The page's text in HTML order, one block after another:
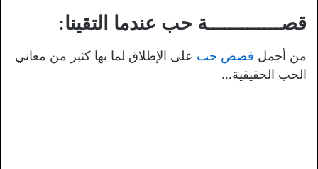
قصـــــــــــــة حب عندما التقينا:
من أجمل قصص حب على الإطلاق لما بها كثير من معاني
الحب الحقيقية…